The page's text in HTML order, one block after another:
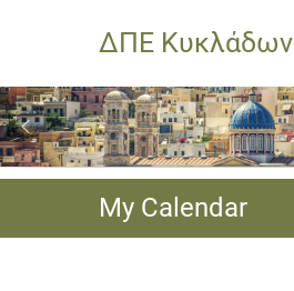
ΔΠΕ Κυκλάδων
My Calendar